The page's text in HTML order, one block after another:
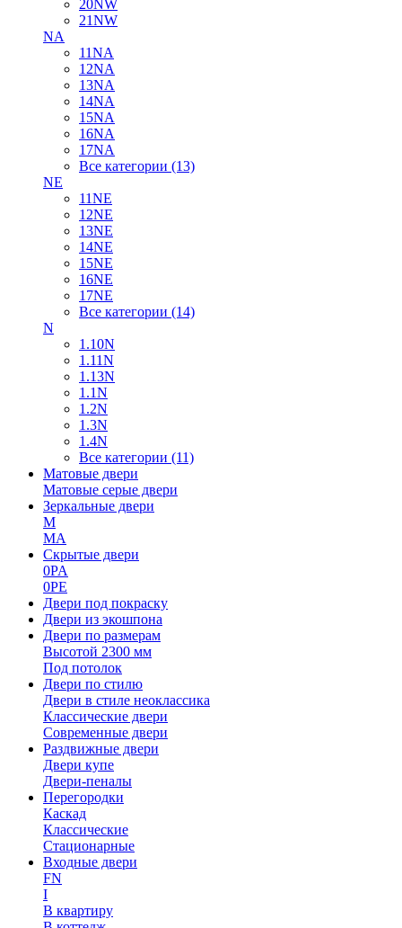
20NW
21NW
NA
11NA
12NA
13NA
14NA
15NA
16NA
17NA
Все категории (13)
NE
11NE
12NE
13NE
14NE
15NE
16NE
17NE
Все категории (14)
N
1.10N
1.11N
1.13N
1.1N
1.2N
1.3N
1.4N
Все категории (11)
Матовые двери
Матовые серые двери
Зеркальные двери
M
MA
Скрытые двери
0PA
0PE
Двери под покраску
Двери из экошпона
Двери по размерам
Высотой 2300 мм
Под потолок
Двери по стилю
Двери в стиле неоклассика
Классические двери
Современные двери
Раздвижные двери
Двери купе
Двери-пеналы
Перегородки
Каскад
Классические
Стационарные
Входные двери
FN
I
В квартиру